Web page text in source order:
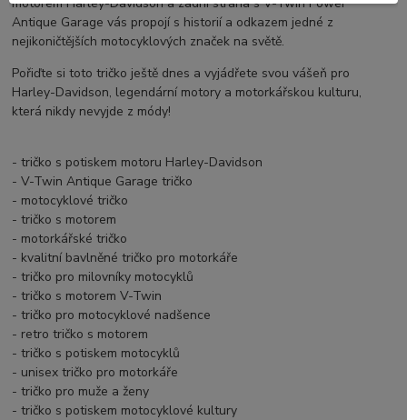
Antique Garage vás propojí s historií a odkazem jedné z
nejikoničtějších motocyklových značek na světě.
Pořiďte si toto tričko ještě dnes a vyjádřete svou vášeň pro
Harley-Davidson, legendární motory a motorkářskou kulturu,
která nikdy nevyjde z módy!
- tričko s potiskem motoru Harley-Davidson
- V-Twin Antique Garage tričko
- motocyklové tričko
- tričko s motorem
- motorkářské tričko
- kvalitní bavlněné tričko pro motorkáře
- tričko pro milovníky motocyklů
- tričko s motorem V-Twin
- tričko pro motocyklové nadšence
- retro tričko s motorem
- tričko s potiskem motocyklů
- unisex tričko pro motorkáře
- tričko pro muže a ženy
- tričko s potiskem motocyklové kultury